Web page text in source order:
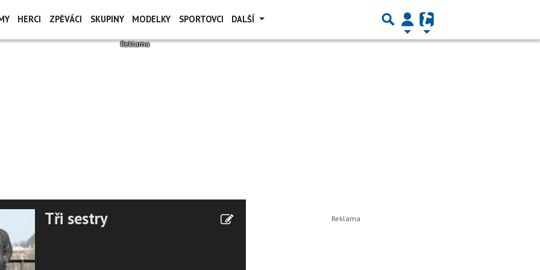
HERCI ZPĚVÁCI SKUPINY MODELKY SPORTOVCI DALŠÍ
Tři sestry